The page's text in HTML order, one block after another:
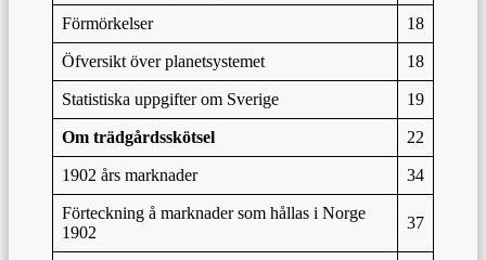
Förmörkelser 18
Öfversikt över planetsystemet 18
Statistiska uppgifter om Sverige 19
Om trädgårdsskötsel 22
1902 års marknader 34
Förteckning å marknader som hållas i Norge
1902
37